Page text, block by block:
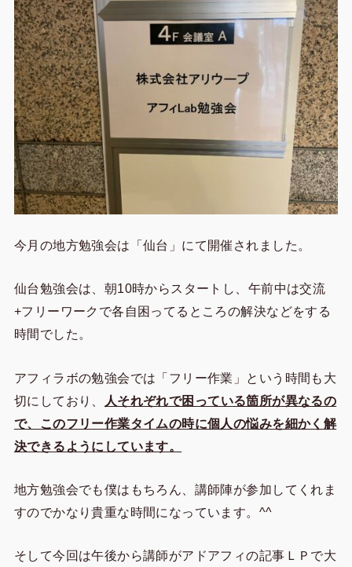
今月の地方勉強会は「仙台」にて開催されました。
仙台勉強会は、朝10時からスタートし、午前中は交流
+フリーワークで各自困ってるところの解決などをする
時間でした。
アフィラボの勉強会では「フリー作業」という時間も大
切にしており、
人それぞれで困っている箇所が異なるの
で、このフリー作業タイムの時に個人の悩みを細かく解
決できるようにしています。
地方勉強会でも僕はもちろん、講師陣が参加してくれま
すのでかなり貴重な時間になっています。^^
そして今回は午後から講師がアドアフィの記事ＬＰで大